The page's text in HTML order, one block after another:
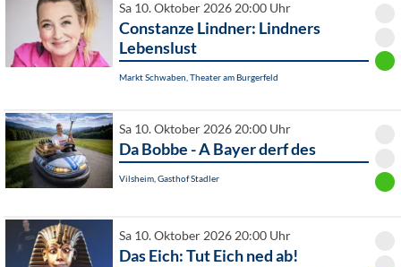
Sa 10. Oktober 2026 20:00 Uhr
Constanze Lindner: Lindners
Lebenslust
Markt Schwaben, Theater am Burgerfeld
Sa 10. Oktober 2026 20:00 Uhr
Da Bobbe - A Bayer derf des
Vilsheim, Gasthof Stadler
Sa 10. Oktober 2026 20:00 Uhr
Das Eich: Tut Eich ned ab!